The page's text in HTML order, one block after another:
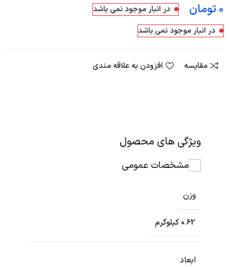
تومان
در انبار موجود نمی باشد
در انبار موجود نمی باشد
مقایسه افزودن به علاقه مندی
ویژگی های محصول
مشخصات عمومی
وزن
0.62 کیلوگرم
ابعاد